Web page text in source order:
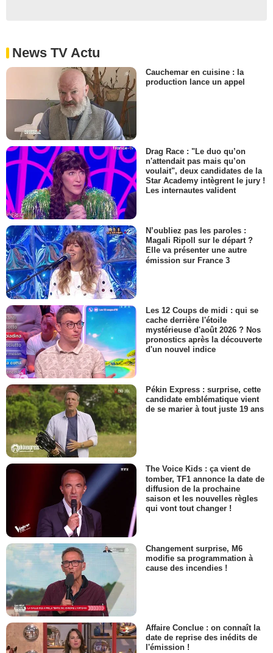
News TV Actu
Cauchemar en cuisine : la
production lance un appel
Drag Race : "Le duo qu’on
n'attendait pas mais qu’on
voulait", deux candidates de la
Star Academy intègrent le jury !
Les internautes valident
N’oubliez pas les paroles :
Magali Ripoll sur le départ ?
Elle va présenter une autre
émission sur France 3
Les 12 Coups de midi : qui se
cache derrière l'étoile
mystérieuse d'août 2026 ? Nos
pronostics après la découverte
d'un nouvel indice
Pékin Express : surprise, cette
candidate emblématique vient
de se marier à tout juste 19 ans
The Voice Kids : ça vient de
tomber, TF1 annonce la date de
diffusion de la prochaine
saison et les nouvelles règles
qui vont tout changer !
Changement surprise, M6
modifie sa programmation à
cause des incendies !
Affaire Conclue : on connaît la
date de reprise des inédits de
l'émission !